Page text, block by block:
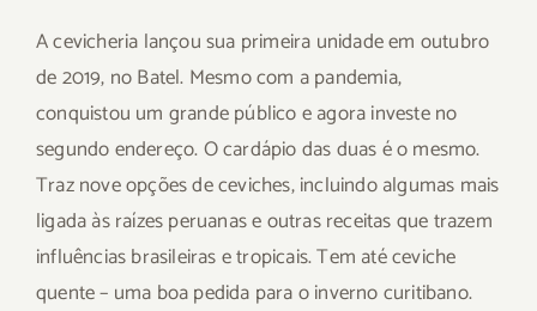
A cevicheria lançou sua primeira unidade em outubro
de 2019, no Batel. Mesmo com a pandemia,
conquistou um grande público e agora investe no
segundo endereço. O cardápio das duas é o mesmo.
Traz nove opções de ceviches, incluindo algumas mais
ligada às raízes peruanas e outras receitas que trazem
influências brasileiras e tropicais. Tem até ceviche
quente – uma boa pedida para o inverno curitibano.